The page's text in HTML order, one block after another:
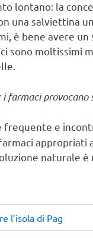
lontano: la
una salviettina
è bene avere
sono moltissimi
farmaci provocano
frequente e
appropriati
naturale
l’isola di Pag